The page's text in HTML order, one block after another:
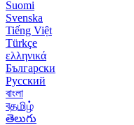
Suomi
Svenska
Tiếng Việt
Türkçe
ελληνικά
Български
Русский
বাংলা
বதமிழ்
తెలుగు